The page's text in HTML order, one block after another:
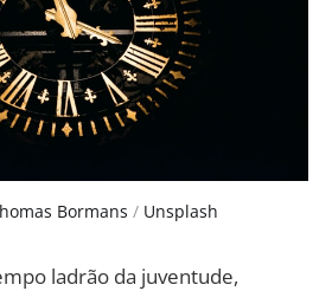
Bormans / Unsplash
ladrão da juventude,